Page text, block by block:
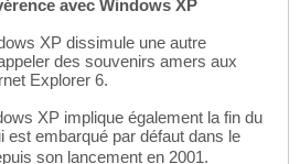
avec Windows XP
XP dissimule une autre
des souvenirs amers aux
Explorer 6.
XP implique également la fin du
est embarqué par défaut dans le
son lancement en 2001.